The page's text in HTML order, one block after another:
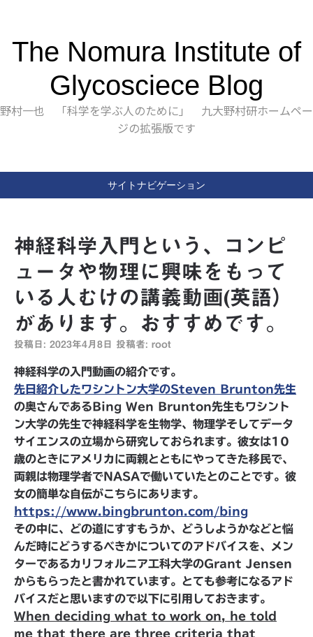
The Nomura Institute of
Glycosciece Blog
野村一也 「科学を学ぶ人のために」 九大野村研ホームペー
ジの拡張版です
サイトナビゲーション
神経科学入門という、コンピ
ュータや物理に興味をもって
いる人むけの講義動画(英語）
があります。おすすめです。
投稿日: 2023年4月8日 投稿者: root
神経科学の入門動画の紹介です。
先日紹介したワシントン大学のSteven Brunton先生
の奥さんであるBing Wen Brunton先生もワシント
ン大学の先生で神経科学を生物学、物理学そしてデータ
サイエンスの立場から研究しておられます。彼女は10
歳のときにアメリカに両親とともにやってきた移民で、
両親は物理学者でNASAで働いていたとのことです。彼
女の簡単な自伝がこちらにあります。
https://www.bingbrunton.com/bing
その中に、どの道にすすもうか、どうしようかなどと悩
んだ時にどうするべきかについてのアドバイスを、メン
ターであるカリフォルニア工科大学のGrant Jensen
からもらったと書かれています。とても参考になるアド
バイスだと思いますので以下に引用しておきます。
When deciding what to work on, he told
me that there are three criteria that